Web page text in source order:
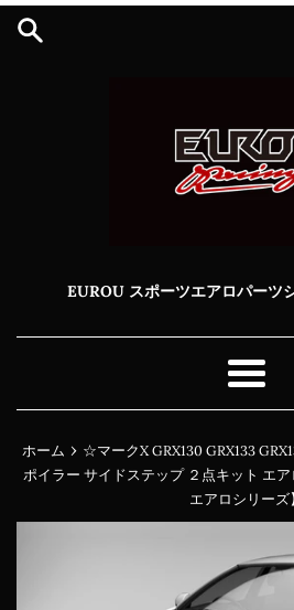
コ
EUROU スポーツエアロパーツ
メ
ニ
ー
ホーム › ☆マークX GRX130 GRX133
ポイラー サイドステップ ２点キット エ
エアロシリーズ】